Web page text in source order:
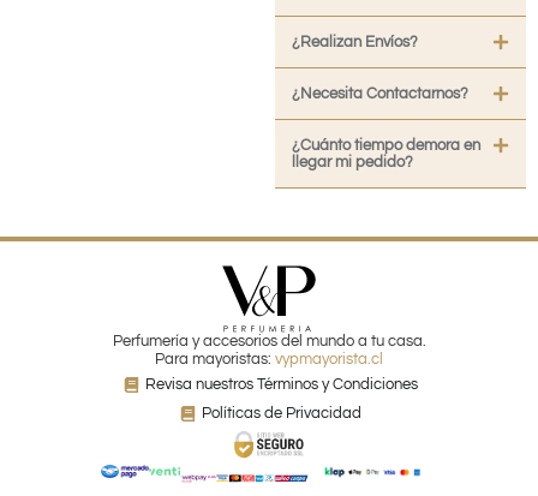
¿Realizan Envíos?
¿Necesita Contactarnos?
¿Cuánto tiempo demora en
llegar mi pedido?
Perfumería y accesorios del mundo a tu casa.
Para mayoristas: vypmayorista.cl
Revisa nuestros Términos y Condiciones
Políticas de Privacidad